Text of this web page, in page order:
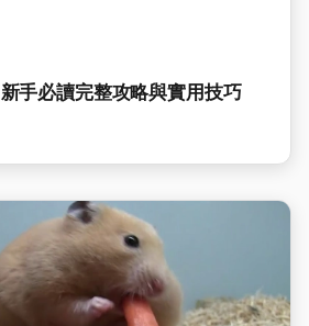
手必讀完整攻略與實用技巧